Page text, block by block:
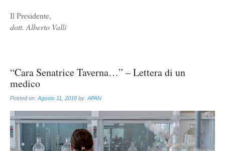
Il Presidente,
dott. Alberto Valli
“Cara Senatrice Taverna…” – Lettera di un
medico
Posted on: Agosto 11, 2018 by: APAN